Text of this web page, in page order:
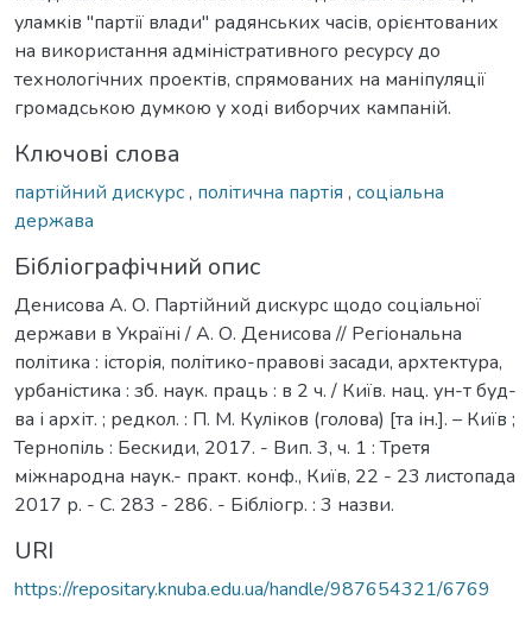
уламків "партії влади" радянських часів, орієнтованих
на використання адміністративного ресурсу до
технологічних проектів, спрямованих на маніпуляції
громадською думкою у ході виборчих кампаній.
Ключові слова
партійний дискурс, політична партія , соціальна
держава
Бібліографічний опис
Денисова А. О. Партійний дискурс щодо соціальної
держави в Україні / А. О. Денисова // Регіональна
політика : історія, політико-правові засади, архтектура,
урбаністика : зб. наук. праць : в 2 ч. / Київ. нац. ун-т буд-
ва і архіт. ; редкол. : П. М. Куліков (голова) [та ін.]. – Київ ;
Тернопіль : Бескиди, 2017. - Вип. 3, ч. 1 : Третя
міжнародна наук.- практ. конф., Київ, 22 - 23 листопада
2017 р. - С. 283 - 286. - Бібліогр. : 3 назви.
URI
https://repositary.knuba.edu.ua/handle/987654321/6769